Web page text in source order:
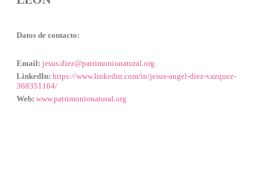
Datos de contacto:
Email: jesus.diez@patrimonionatural.org
LinkedIn: https://www.linkedin.com/in/jesus-angel-diez-vazquez-
368351164/
Web: www.patrimonionatural.org